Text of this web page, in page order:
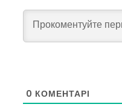
0 КОМЕНТАРІ